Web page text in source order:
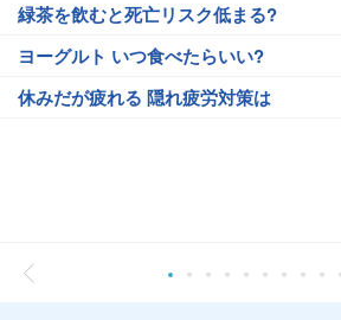
緑茶を飲むと死亡リスク低まる?
ヨーグルト いつ食べたらいい?
休みだが疲れる 隠れ疲労対策は